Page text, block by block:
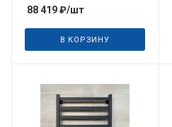
88 419₽/шт
В КОРЗИНУ